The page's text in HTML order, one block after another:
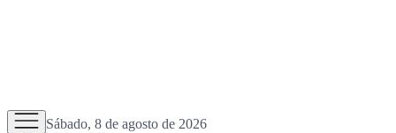
Sábado, 8 de agosto de 2026